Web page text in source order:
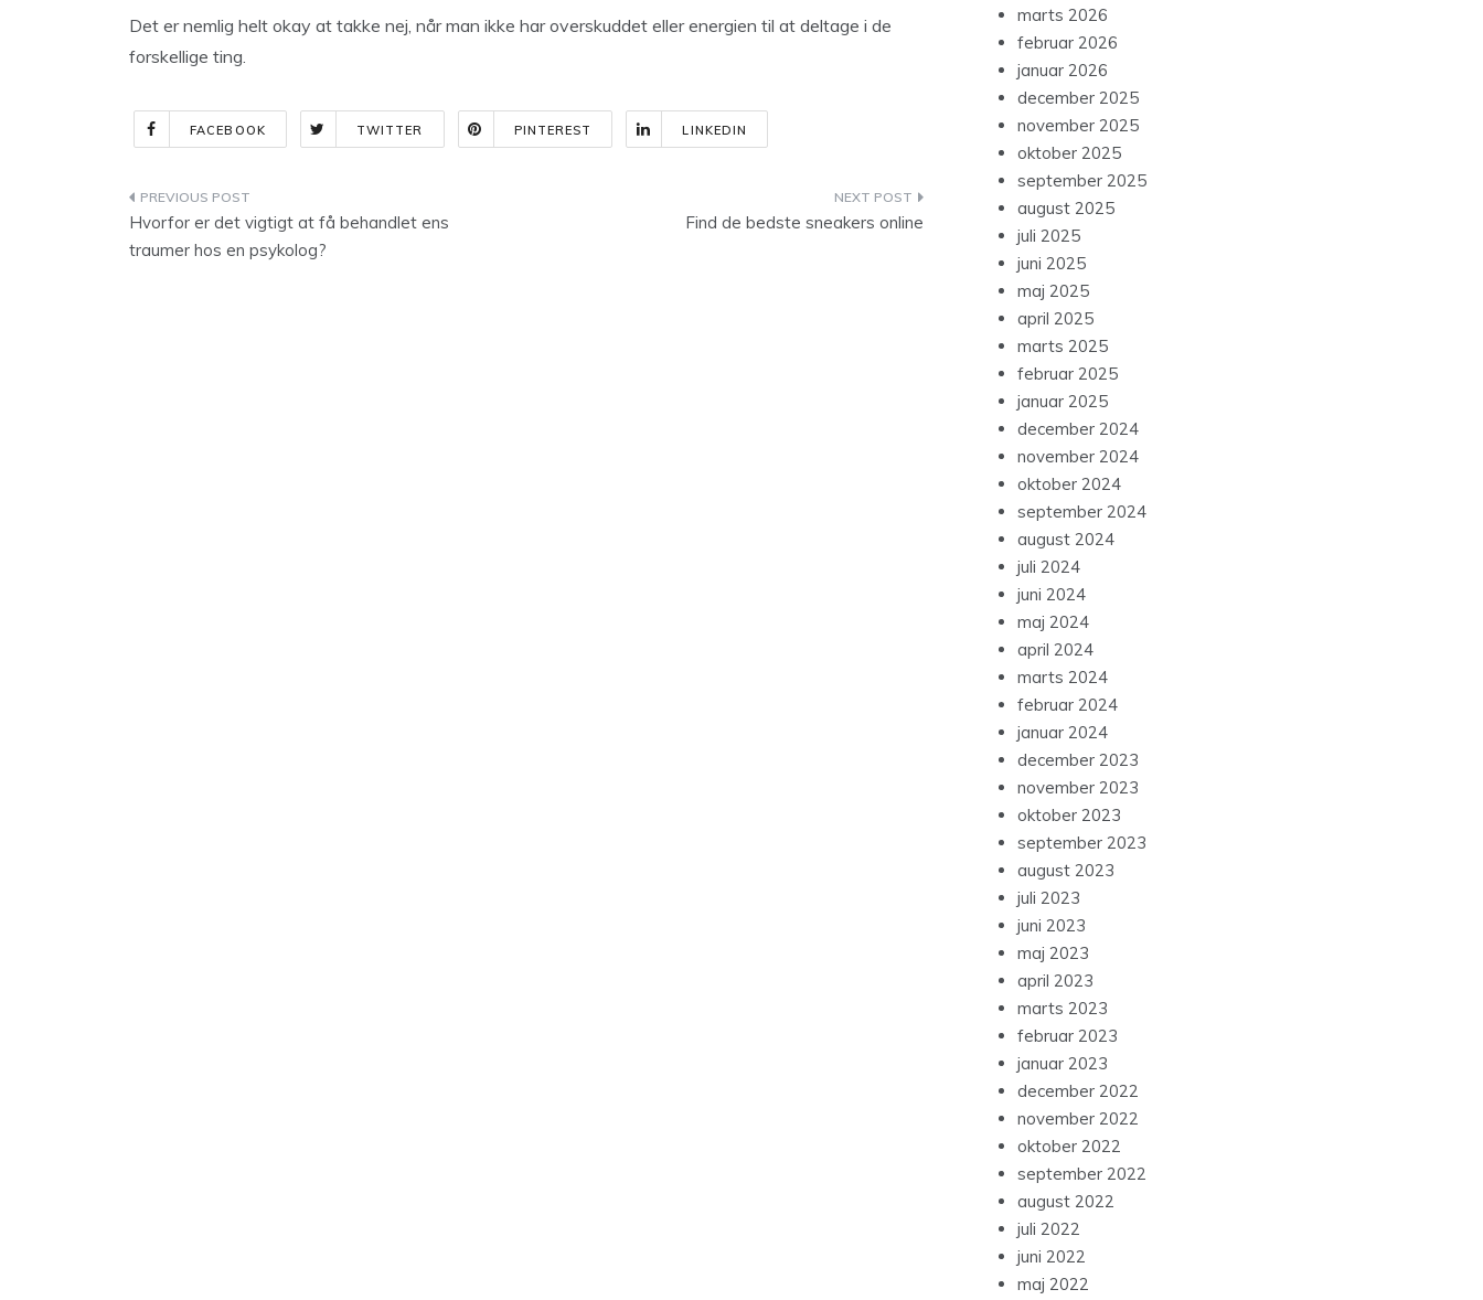
Det er nemlig helt okay at takke nej, når man ikke har overskuddet eller energien til at deltage i de
forskellige ting.
FACEBOOK TWITTER PINTEREST LINKEDIN
Indlægsnavigation
Hvorfor er det vigtigt at få behandlet ens
traumer hos en psykolog?
Find de bedste sneakers online
marts 2026
februar 2026
januar 2026
december 2025
november 2025
oktober 2025
september 2025
august 2025
juli 2025
juni 2025
maj 2025
april 2025
marts 2025
februar 2025
januar 2025
december 2024
november 2024
oktober 2024
september 2024
august 2024
juli 2024
juni 2024
maj 2024
april 2024
marts 2024
februar 2024
januar 2024
december 2023
november 2023
oktober 2023
september 2023
august 2023
juli 2023
juni 2023
maj 2023
april 2023
marts 2023
februar 2023
januar 2023
december 2022
november 2022
oktober 2022
september 2022
august 2022
juli 2022
juni 2022
maj 2022